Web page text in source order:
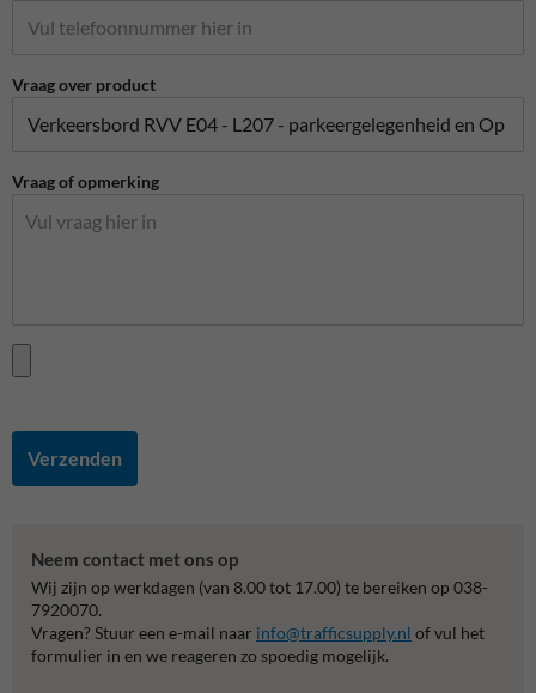
Vraag over product
Vraag of opmerking
Verzenden
Neem contact met ons op
Wij zijn op werkdagen (van 8.00 tot 17.00) te bereiken op 038-
7920070.
Vragen? Stuur een e-mail naar info@trafficsupply.nl of vul het
formulier in en we reageren zo spoedig mogelijk.